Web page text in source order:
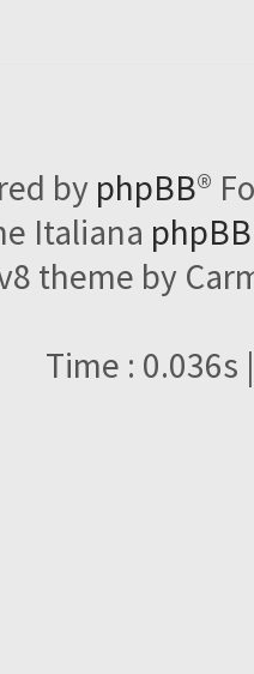
by phpBB®
Italiana
theme by
Time : 0.036s